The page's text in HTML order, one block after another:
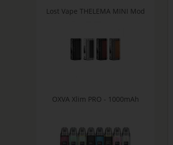
Lost Vape THELEMA MINI Mod
OXVA Xlim PRO - 1000mAh